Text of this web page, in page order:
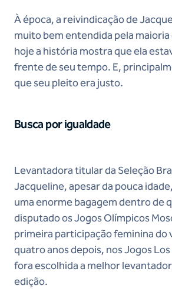
À época, a reivindicação de
muito bem entendida pela maioria
hoje a história mostra que ela
frente de seu tempo. E,
que seu pleito era justo.
Busca por igualdade
Levantadora titular da Seleção
Jacqueline, apesar da pouca
uma enorme bagagem dentro de
disputado os Jogos Olímpicos
primeira participação feminina do
quatro anos depois, nos Jogos Los
fora escolhida a melhor
edição.